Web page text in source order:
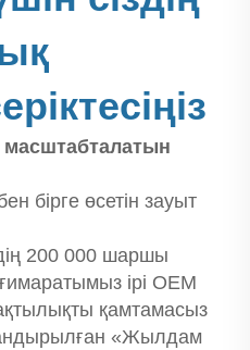
масштабталатын
бірге өсетін зауыт
200 000 шаршы
ғимаратымыз ірі OEM
қамтамасыз
«Жылдам